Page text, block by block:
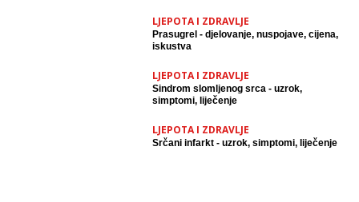
LJEPOTA I ZDRAVLJE
Prasugrel - djelovanje, nuspojave, cijena,
iskustva
LJEPOTA I ZDRAVLJE
Sindrom slomljenog srca - uzrok,
simptomi, liječenje
LJEPOTA I ZDRAVLJE
Srčani infarkt - uzrok, simptomi, liječenje